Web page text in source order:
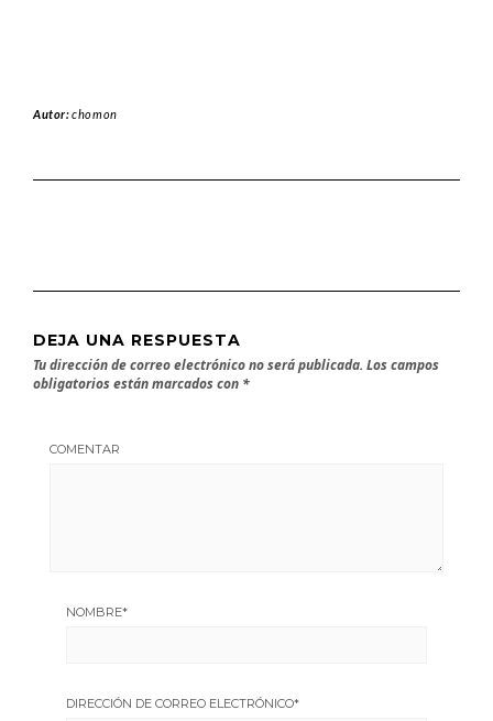
Autor:chomon
DEJA UNA RESPUESTA
Tu dirección de correo electrónico no será publicada. Los campos
obligatorios están marcados con *
COMENTAR
NOMBRE*
DIRECCIÓN DE CORREO ELECTRÓNICO*